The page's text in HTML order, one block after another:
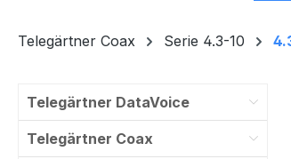
Telegärtner Coax Serie 4.3-10
Telegärtner DataVoice
Telegärtner Coax